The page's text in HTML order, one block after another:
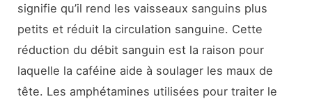
signifie qu’il rend les vaisseaux sanguins plus
petits et réduit la circulation sanguine. Cette
réduction du débit sanguin est la raison pour
laquelle la caféine aide à soulager les maux de
tête. Les amphétamines utilisées pour traiter le